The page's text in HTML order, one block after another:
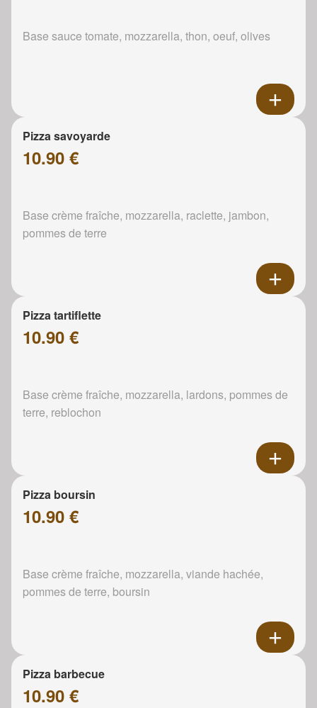
Base sauce tomate, mozzarella, thon, oeuf, olives
Pizza savoyarde
10.90 €
Base crème fraîche, mozzarella, raclette, jambon,
pommes de terre
Pizza tartiflette
10.90 €
Base crème fraîche, mozzarella, lardons, pommes de
terre, reblochon
Pizza boursin
10.90 €
Base crème fraîche, mozzarella, viande hachée,
pommes de terre, boursin
Pizza barbecue
10.90 €